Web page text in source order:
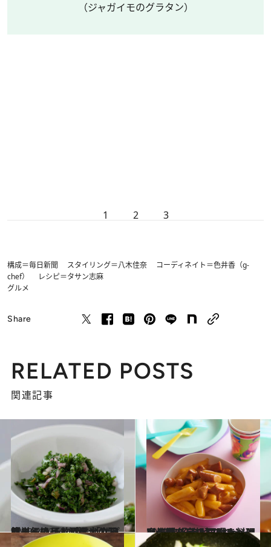
（ジャガイモのグラタン）
1 2 3
構成＝毎日新聞 スタイリング＝八木佳奈 コーディネイト＝色井香（g-
chef） レシピ＝タサン志麻
グルメ
Share
RELATED POSTS
関連記事
2023.2.22
簡単！絶品！パセリの万能ソース 予約がとれない超人気ワイン酒場 「サプライ」のレシピを大公開
グルメ 2023.4.22
【韓国ドラマ】あのシーンの味を妄想 再現。料理家・堤 人美＆ワタナベマキ 韓流好き2人の“あっという間”レシピ
グルメ